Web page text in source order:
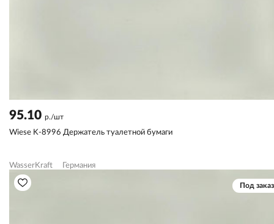
95.10 р./шт
Wiese K-8996 Держатель туалетной бумаги
WasserKraft Германия
Под заказ